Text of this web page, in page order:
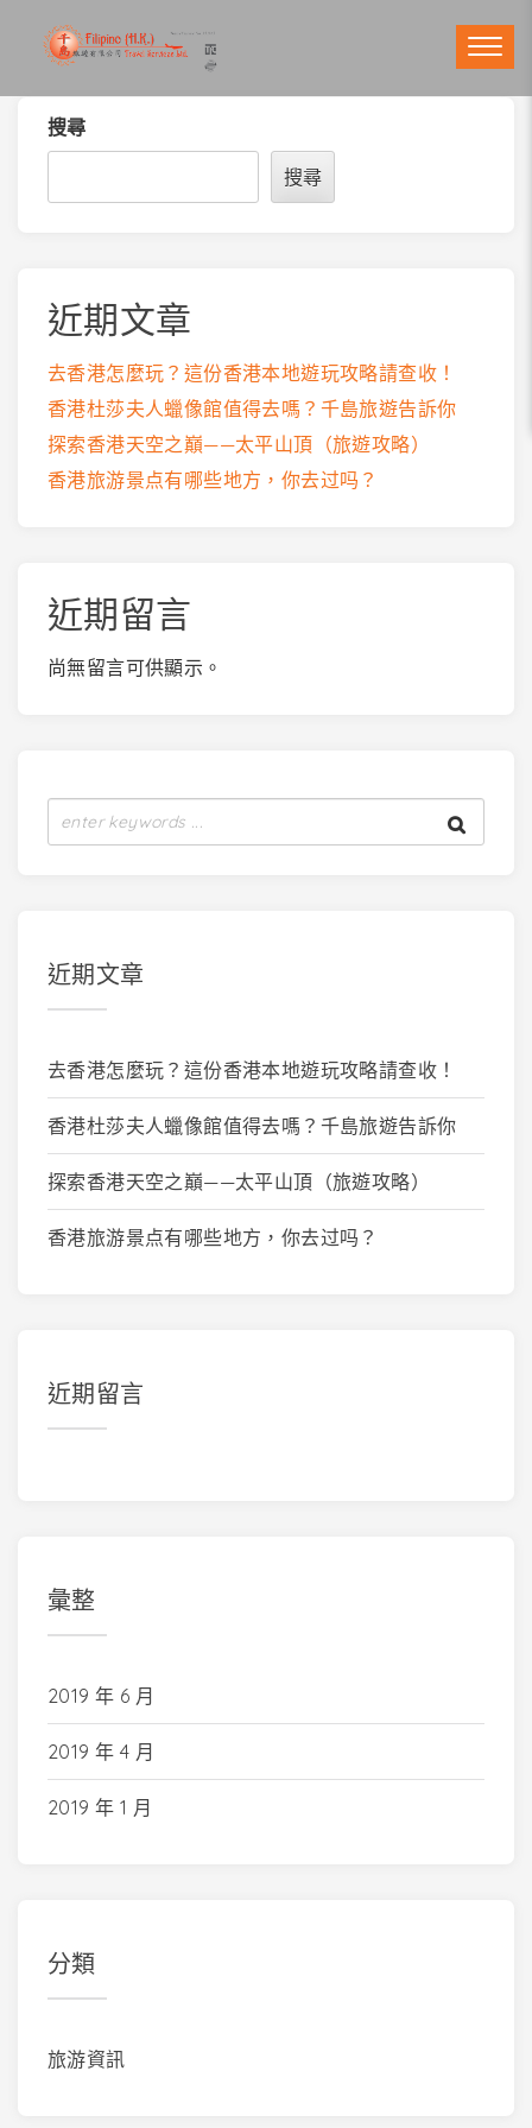
搜尋
搜尋
近期文章
去香港怎麼玩？這份香港本地遊玩攻略請查收！
香港杜莎夫人蠟像館值得去嗎？千島旅遊告訴你
探索香港天空之巔——太平山頂（旅遊攻略）
香港旅游景点有哪些地方，你去过吗？
近期留言
尚無留言可供顯示。
近期文章
去香港怎麼玩？這份香港本地遊玩攻略請查收！
香港杜莎夫人蠟像館值得去嗎？千島旅遊告訴你
探索香港天空之巔——太平山頂（旅遊攻略）
香港旅游景点有哪些地方，你去过吗？
近期留言
彙整
2019 年 6 月
2019 年 4 月
2019 年 1 月
分類
旅游資訊